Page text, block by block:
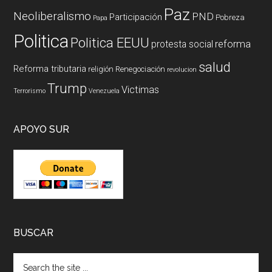
Neoliberalismo Papa Participación Paz PND Pobreza
PoliticaPolitica EEUU protesta social reforma
Reforma tributaria religión Renegociación revolucion salud
Terrorismo Trump Venezuela Victimas
APOYO SUR
BUSCAR